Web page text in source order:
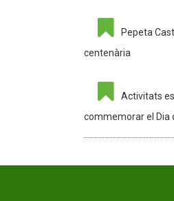
Pepeta
centenària
Activitats
commemorar el Dia